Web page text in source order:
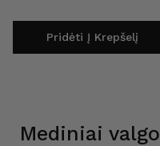
Pridėti Į Krepšelį
Mediniai